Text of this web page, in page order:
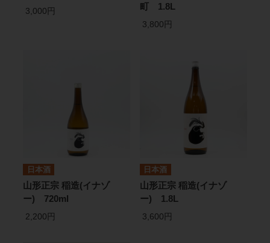
3,000円
町 1.8L
3,800円
日本酒
山形正宗 稲造(イナゾ
ー) 720ml
2,200円
日本酒
山形正宗 稲造(イナゾ
ー) 1.8L
3,600円